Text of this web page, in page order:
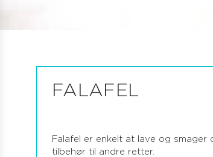
FALAFEL
Falafel er enkelt at lave og
tilbehør til andre retter.